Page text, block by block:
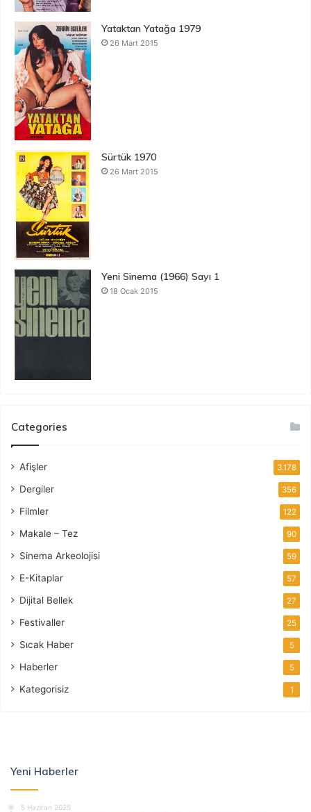
Yataktan Yatağa 1979
26 Mart 2015
Sürtük 1970
26 Mart 2015
Yeni Sinema (1966) Sayı 1
18 Ocak 2015
Categories
Afişler 3.178
Dergiler 356
Filmler 122
Makale – Tez 90
Sinema Arkeolojisi 59
E-Kitaplar 57
Dijital Bellek 27
Festivaller 25
Sıcak Haber 5
Haberler 5
Kategorisiz 1
Yeni Haberler
5 Haziran 2025